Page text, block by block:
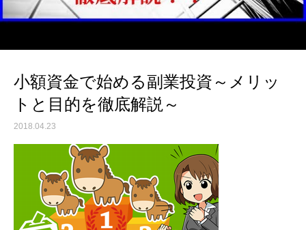
小額資金で始める副業投資～メリッ
トと目的を徹底解説～
2018.04.23